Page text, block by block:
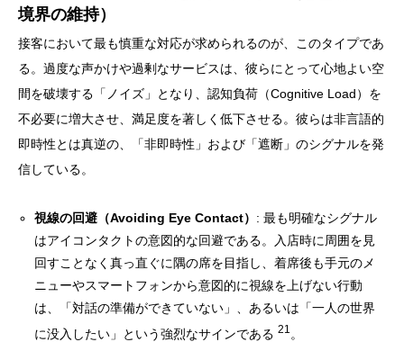
境界の維持）
接客において最も慎重な対応が求められるのが、このタイプであ
る。過度な声かけや過剰なサービスは、彼らにとって心地よい空
間を破壊する「ノイズ」となり、認知負荷（Cognitive Load）を
不必要に増大させ、満足度を著しく低下させる。彼らは非言語的
即時性とは真逆の、「非即時性」および「遮断」のシグナルを発
信している。
視線の回避（Avoiding Eye Contact） : 最も明確なシグナル
はアイコンタクトの意図的な回避である。入店時に周囲を見
回すことなく真っ直ぐに隅の席を目指し、着席後も手元のメ
ニューやスマートフォンから意図的に視線を上げない行動
は、「対話の準備ができていない」、あるいは「一人の世界
に没入したい」という強烈なサインである21 。